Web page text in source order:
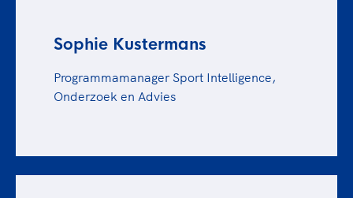
Sophie Kustermans
Programmamanager Sport Intelligence,
Onderzoek en Advies